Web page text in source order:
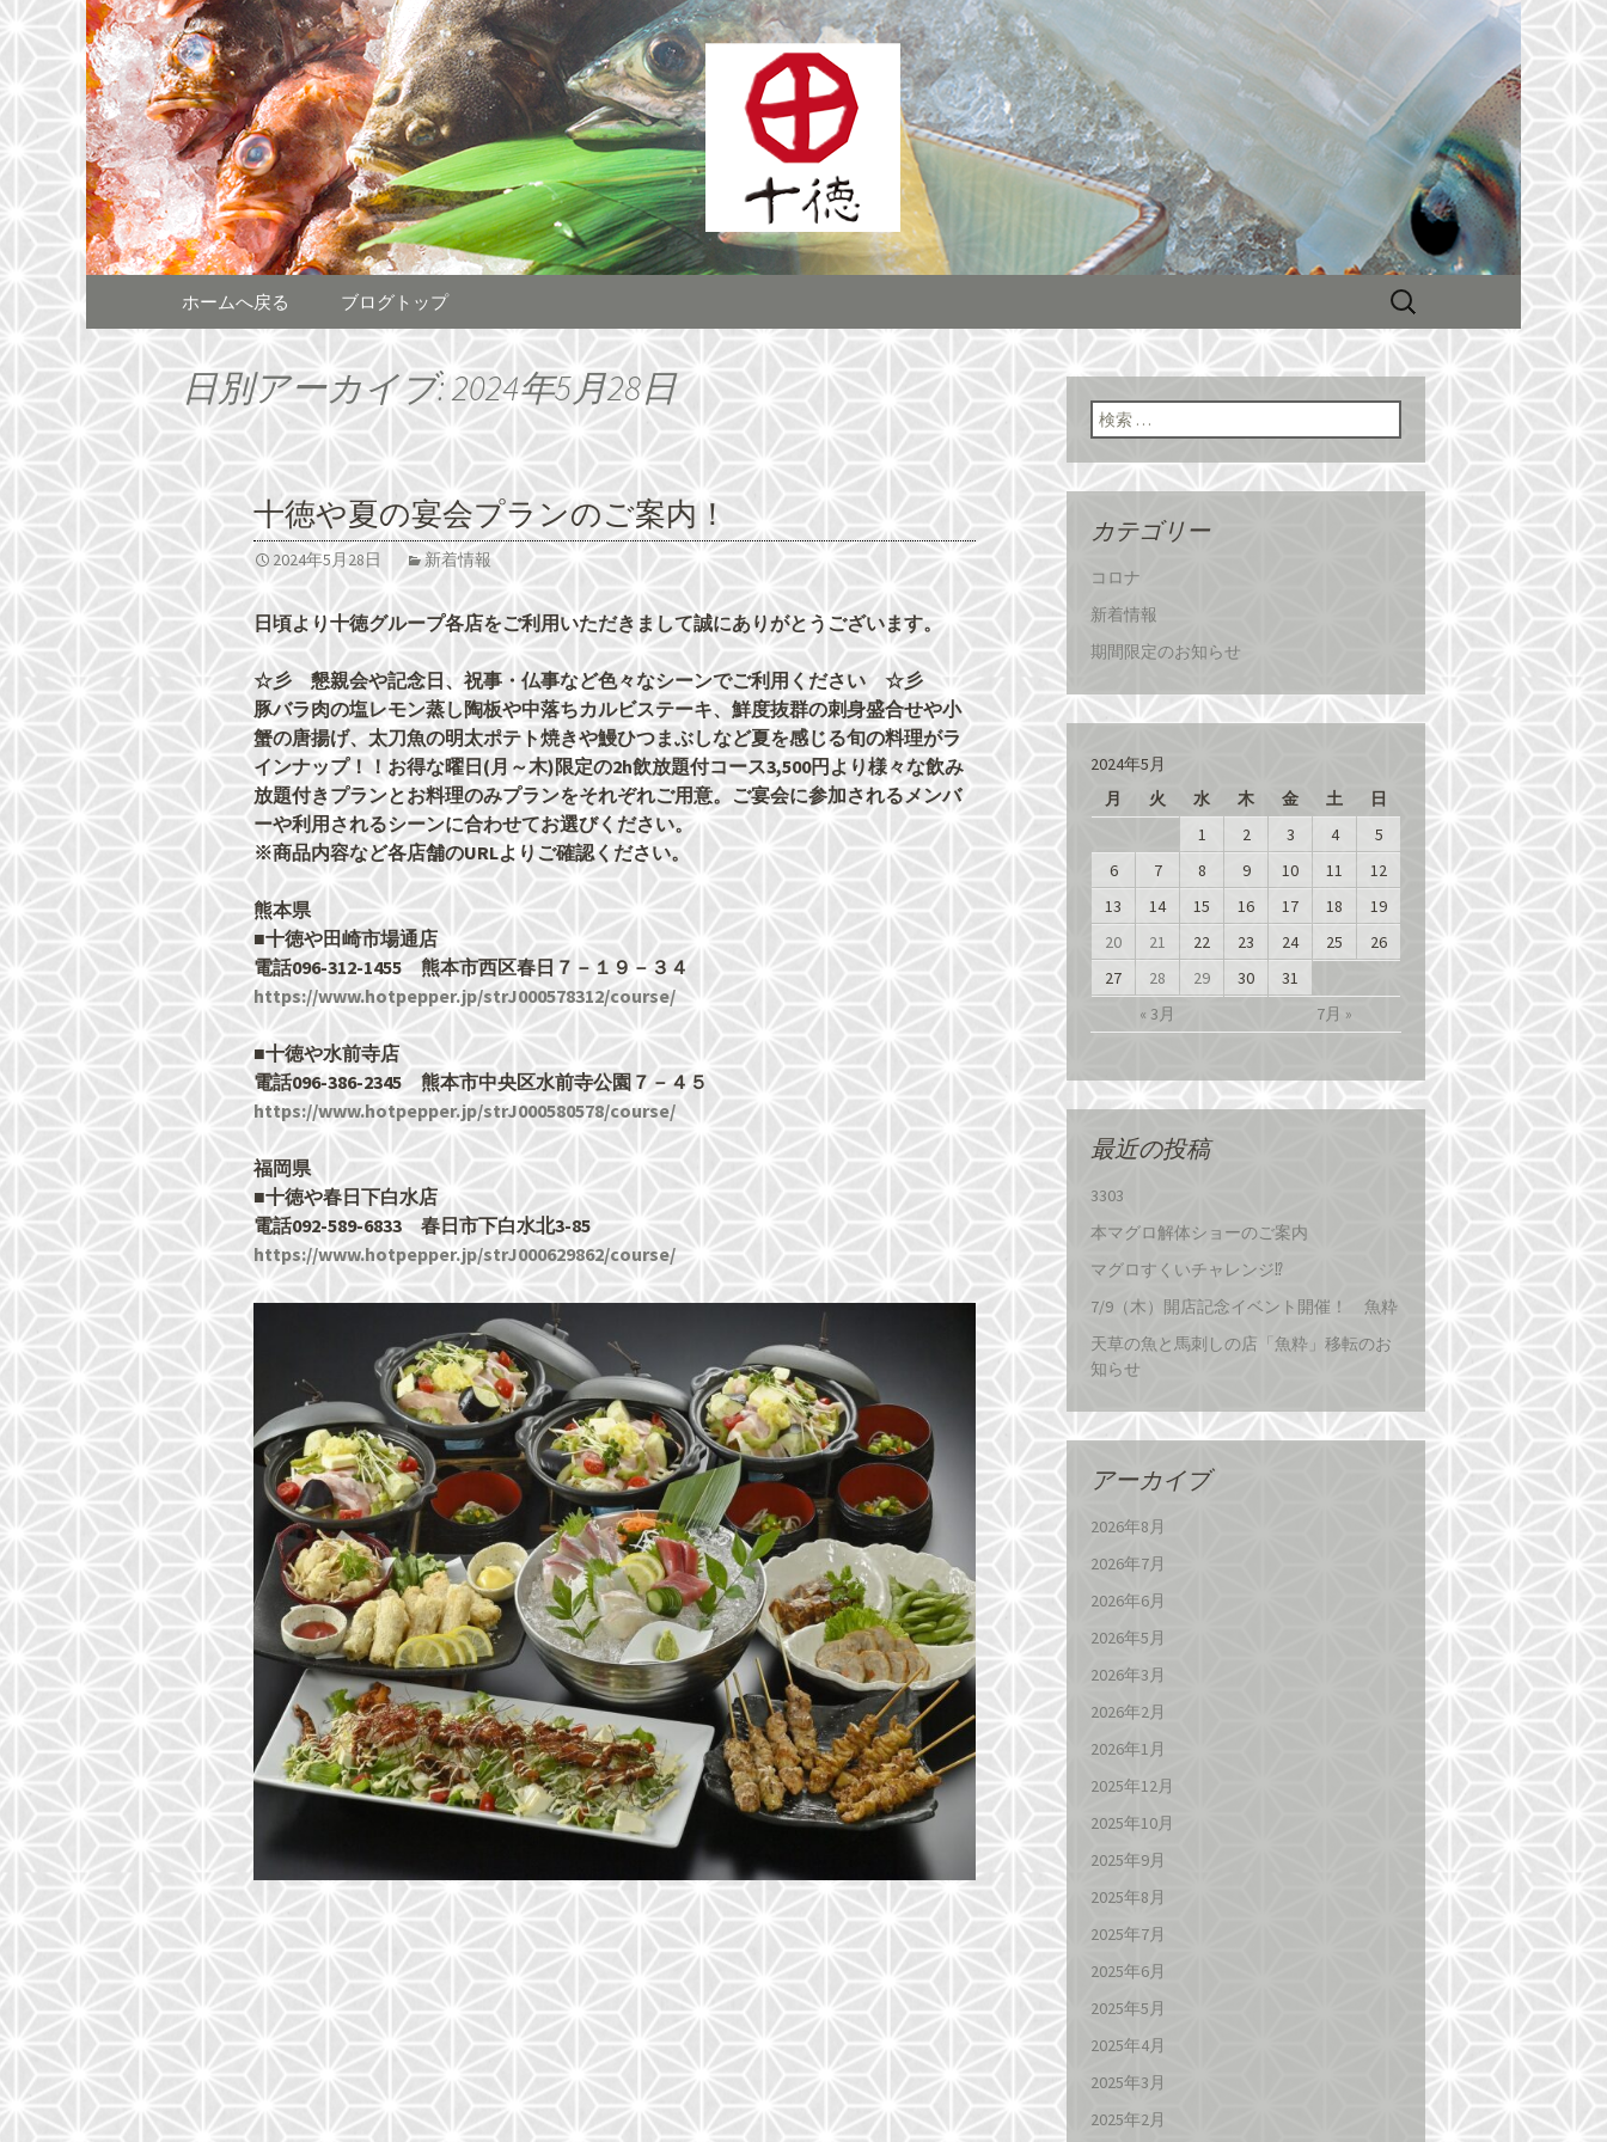
熊本をメインに全国へチェーン展開する
居酒屋「株式会社十徳」最新情報
熊本をメインに全国へチェーン展開する居酒屋「株式会社十徳」宴会が人気！
コンテンツへ移動
ホームへ戻る ブログトップ
検
日別アーカイブ: 2024年5月28日
十徳や夏の宴会プランのご案内！
2024年5月28日 新着情報
日頃より十徳グループ各店をご利用いただきまして誠にありがとうございます。
☆彡 懇親会や記念日、祝事・仏事など色々なシーンでご利用ください ☆彡
豚バラ肉の塩レモン蒸し陶板や中落ちカルビステーキ、鮮度抜群の刺身盛合せや小
蟹の唐揚げ、太刀魚の明太ポテト焼きや鰻ひつまぶしなど夏を感じる旬の料理がラ
インナップ！！お得な曜日(月～木)限定の2h飲放題付コース3,500円より様々な飲み
放題付きプランとお料理のみプランをそれぞれご用意。ご宴会に参加されるメンバ
ーや利用されるシーンに合わせてお選びください。
※商品内容など各店舗のURLよりご確認ください。
熊本県
■十徳や田崎市場通店
電話096-312-1455 熊本市西区春日７－１９－３４
https://www.hotpepper.jp/strJ000578312/course/
■十徳や水前寺店
電話096-386-2345 熊本市中央区水前寺公園７－４５
https://www.hotpepper.jp/strJ000580578/course/
福岡県
■十徳や春日下白水店
電話092-589-6833 春日市下白水北3-85
https://www.hotpepper.jp/strJ000629862/course/
検索:
カテゴリー
コロナ
新着情報
期間限定のお知らせ
2024年5月
月
火 水 木 金 土 日
« 3月 7月 »
1 2 3 4
5
6
7 8 9 10 11
12
13
14 15 16 17 18
19
20
21 22 23 24 25
26
27
28 29 30 31
最近の投稿
3303
本マグロ解体ショーのご案内
マグロすくいチャレンジ⁉
7/9（木）開店記念イベント開催！ 魚粋
天草の魚と馬刺しの店「魚粋」移転のお
知らせ
アーカイブ
2026年8月
2026年7月
2026年6月
2026年5月
2026年3月
2026年2月
2026年1月
2025年12月
2025年10月
2025年9月
2025年8月
2025年7月
2025年6月
2025年5月
2025年4月
2025年3月
2025年2月